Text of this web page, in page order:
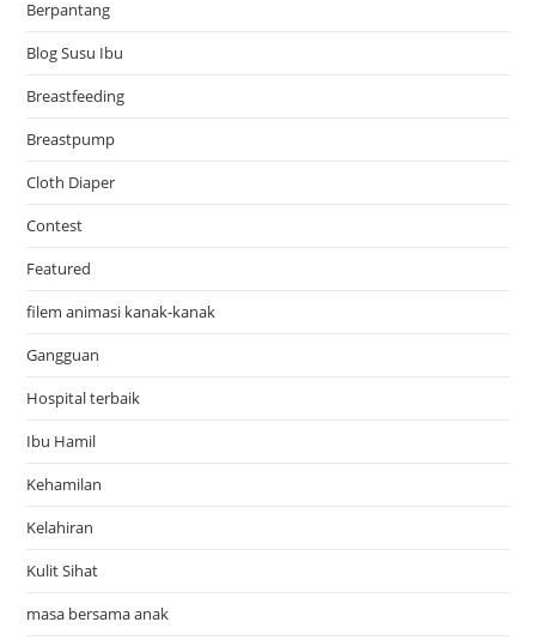
Berpantang
Blog Susu Ibu
Breastfeeding
Breastpump
Cloth Diaper
Contest
Featured
filem animasi kanak-kanak
Gangguan
Hospital terbaik
Ibu Hamil
Kehamilan
Kelahiran
Kulit Sihat
masa bersama anak